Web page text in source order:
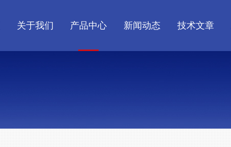
关于我们 产品中心 新闻动态 技术文章